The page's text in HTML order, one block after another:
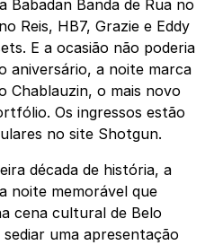
Babadan Banda de Rua no
Reis, HB7, Grazie e Eddy
E a ocasião não poderia
aniversário, a noite marca
Chablauzin, o mais novo
Os ingressos estão
no site Shotgun.
década de história, a
noite memorável que
cena cultural de Belo
uma apresentação